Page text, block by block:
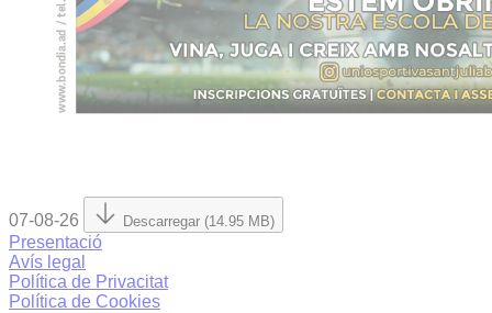
07-08-26 Descarregar (14.95 MB)
Presentació
Avís legal
Política de Privacitat
Política de Cookies